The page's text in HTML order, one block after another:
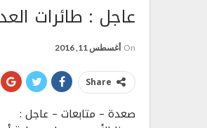
عاجل : طائرات
On أغسطس 11, 2016
Share
صعدة – متابعات – عاجل :